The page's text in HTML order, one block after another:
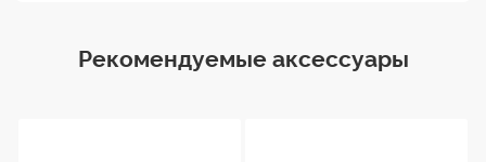
Рекомендуемые аксессуары